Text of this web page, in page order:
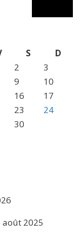
S
D
2
3
9
10
16
17
23
24
30
août 2025